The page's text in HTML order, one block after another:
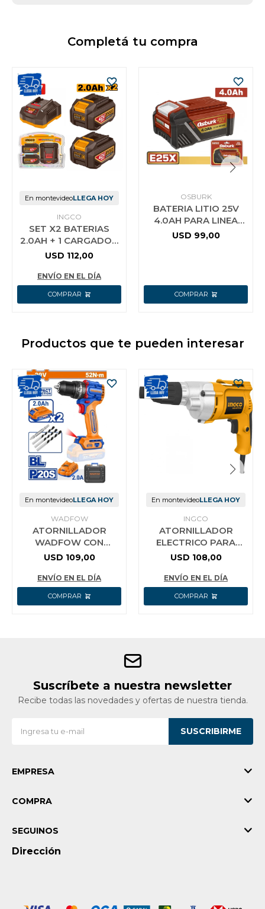
Completá tu compra
En montevideoLLEGA HOY
INGCO
SET X2 BATERIAS
2.0AH + 1 CARGADOR
42V P42M INGCO
USD 112,00
ENVÍO EN EL DÍA
OSBURK
BATERIA LITIO 25V
4.0AH PARA LINEA
E25X USO INDUSTRIAL
USD 99,00
Productos que te pueden interesar
En montevideoLLEGA HOY
WADFOW
ATORNILLADOR
WADFOW CON
PERCUTOR A BATERIA
2.0AH + CARG +
ACCES
USD 109,00
ENVÍO EN EL DÍA
En montevideoLLEGA HOY
INGCO
ATORNILLADOR
ELECTRICO PARA
YESO INGCO ESD5501
ENCASTRE 1/4 CON 6
USD 108,00
ENVÍO EN EL DÍA
Suscríbete a nuestra newsletter
Recibe todas las novedades y ofertas de nuestra tienda.
SUSCRIBIRME
EMPRESA
COMPRA
Dirección
SEGUINOS